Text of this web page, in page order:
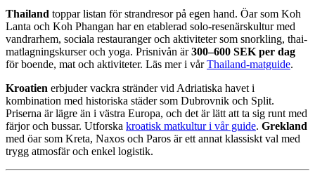
Thailand toppar listan för strandresor på egen hand. Öar som Koh
Lanta och Koh Phangan har en etablerad solo-resenärskultur med
vandrarhem, sociala restauranger och aktiviteter som snorkling, thai-
matlagningskurser och yoga. Prisnivån är300–600 SEK per dag
för boende, mat och aktiviteter. Läs mer i vårThailand-matguide.
Kroatien erbjuder vackra stränder vid Adriatiska havet i
kombination med historiska städer som Dubrovnik och Split.
Priserna är lägre än i västra Europa, och det är lätt att ta sig runt med
färjor och bussar. Utforska kroatisk matkultur i vår guide. Grekland
med öar som Kreta, Naxos och Paros är ett annat klassiskt val med
trygg atmosfär och enkel logistik.